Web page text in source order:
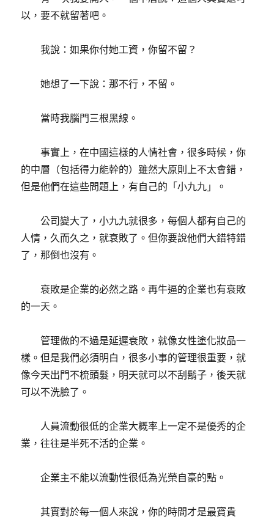
以，要不就留著吧。
我說：如果你付她工資，你留不留？
她想了一下說：那不行，不留。
當時我腦門三根黑線。
事實上，在中國這樣的人情社會，很多時候，你
的中層（包括得力能幹的）雖然大原則上不太會錯，
但是他們在這些問題上，有自己的「小九九」。
公司變大了，小九九就很多，每個人都有自己的
人情，久而久之，就衰敗了。但你要說他們大錯特錯
了，那倒也沒有。
衰敗是企業的必然之路。再牛逼的企業也有衰敗
的一天。
管理做的不過是延遲衰敗，就像女性塗化妝品一
樣。但是我們必須明白，很多小事的管理很重要，就
像今天出門不梳頭髮，明天就可以不刮鬍子，後天就
可以不洗臉了。
人員流動很低的企業大概率上一定不是優秀的企
業，往往是半死不活的企業。
企業主不能以流動性很低為光榮自豪的點。
其實對於每一個人來說，你的時間才是最寶貴